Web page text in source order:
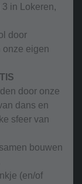
in Lokeren,
door
onze eigen
door onze
dans en
sfeer van
bouwen
(en/of